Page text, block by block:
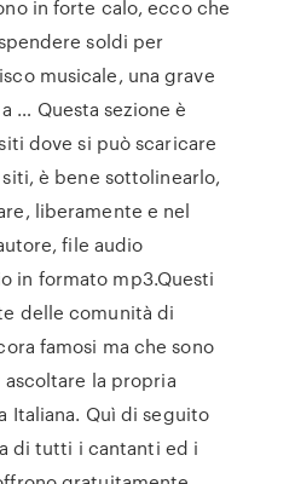
in forte calo, ecco che
soldi per
musicale, una grave
… Questa sezione è
dove si può scaricare
è bene sottolinearlo,
liberamente e nel
file audio
in formato mp3.Questi
delle comunità di
famosi ma che sono
la propria
Italiana. Quì di seguito
di tutti i cantanti ed i